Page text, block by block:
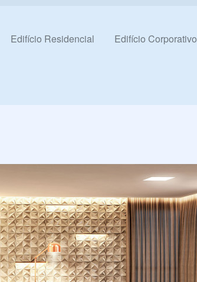
Edifício Residencial Edifício Corporativo